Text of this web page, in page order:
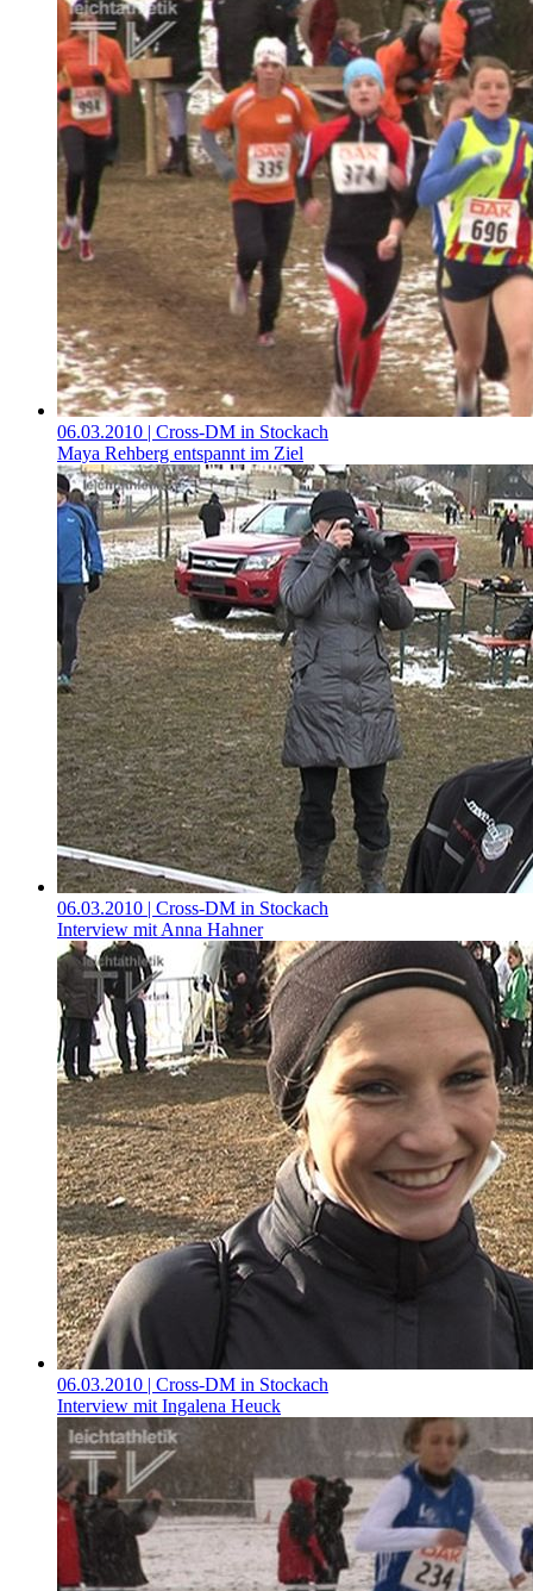
06.03.2010 | Cross-DM in Stockach
Maya Rehberg entspannt im Ziel
06.03.2010 | Cross-DM in Stockach
Interview mit Anna Hahner
06.03.2010 | Cross-DM in Stockach
Interview mit Ingalena Heuck